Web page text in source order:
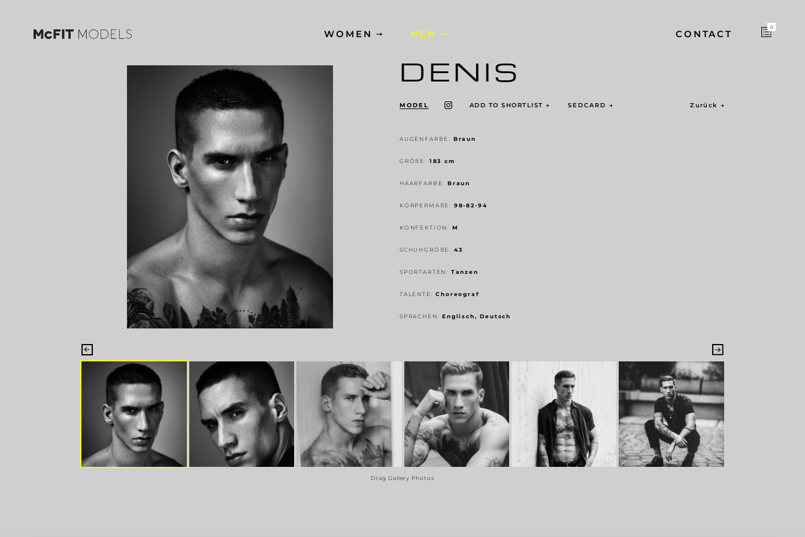
WOMEN MEN CONTACT
0
DENIS
MODEL ADD TO SHORTLIST → SEDCARD → Zurück →
AUGENFARBE: Braun
GRÖ ß E: 183 cm
HAARFARBE:Braun
KÖRPERMA ßE: 98-82-94
KONFEKTION: M
SCHUHGRÖ ßE: 43
SPORTARTEN: Tanzen
TALENTE:Choreograf
SPRACHEN:Englisch, Deutsch
Drag Gallery Photos